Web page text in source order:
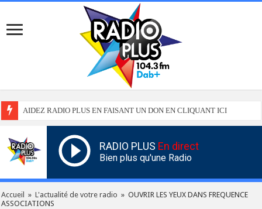
AIDEZ RADIO PLUS EN FAISANT UN DON EN CLIQUANT ICI
RADIO PLUS En direct
Bien plus qu'une Radio
Accueil » L'actualité de votre radio » OUVRIR LES YEUX DANS FREQUENCE
ASSOCIATIONS